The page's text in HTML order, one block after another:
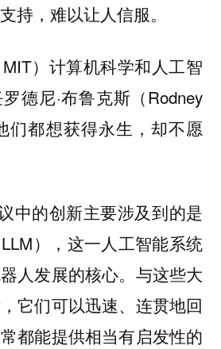
持，难以让人信服。
）计算机科学和人工智
德尼·布鲁克斯（Rodney
们都想获得永生，却不愿
中的创新主要涉及到的是
），这一人工智能系统
人发展的核心。与这些大
它们可以迅速、连贯地回
都能提供相当有启发性的